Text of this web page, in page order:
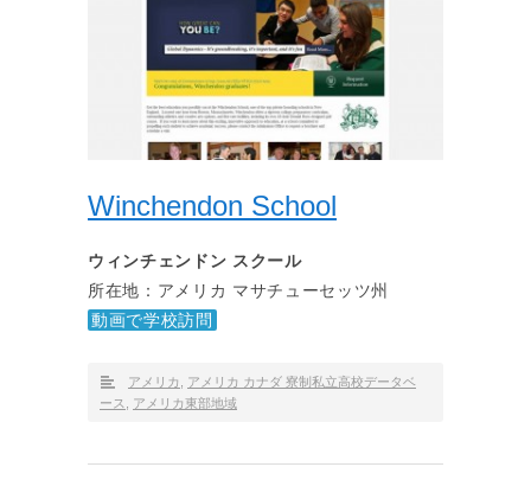
Winchendon School
ウィンチェンドン スクール
所在地：アメリカ マサチューセッツ州
動画で学校訪問
アメリカ
アメリカ カナダ 寮制私立高校データベ
ース
アメリカ東部地域